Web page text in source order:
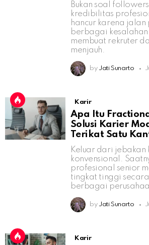
Bukan soal
kredibilitas
hancur karena jalan
berbagai
membuat rekruter
menjauh.
by Jati Sunarto
Karir
Apa Itu
Solusi Karier
Terikat Satu
Keluar dari jebakan
konvensional.
profesional senior
tingkat tinggi
berbagai
by Jati Sunarto
Karir